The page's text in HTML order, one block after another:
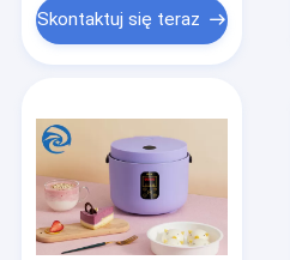
Miksery stojące
Frytownice inteligentne
Domowy ekspres do kawy
Maszyna do wody bąbelkowej
Tostery i tostery
Skontaktuj się teraz